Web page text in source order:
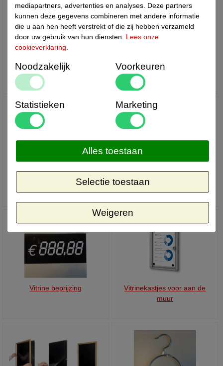
Scharnierklem Stretchframes
Vitrine beprijzing
Vitrinekastjes voor aan de
muur
mediapartners, advertenties en analyses. Deze partners
kunnen deze gegevens combineren met andere informatie
die u aan hen heeft verstrekt of die zij hebben verzameld
door uw gebruik van hun diensten. Lees onze
cookieverklaring
Noodzakelijk Voorkeuren
Statistieken Marketing
Weigeren
Selectie toestaan
Alles toestaan